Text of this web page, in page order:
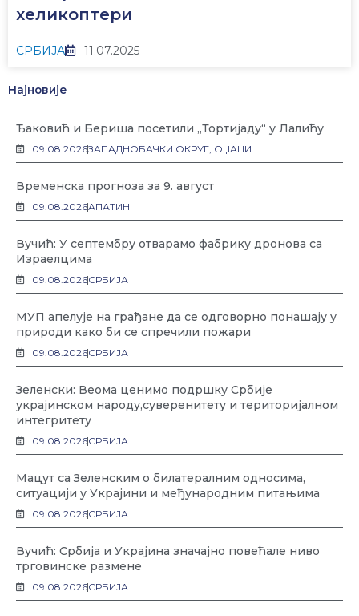
хеликоптери
СРБИЈА 11.07.2025
Најновије
Ђаковић и Бериша посетили „Тортијаду“ у Лалићу
09.08.2026ЗАПАДНОБАЧКИ ОКРУГ, ОЏАЦИ
Временска прогноза за 9. август
09.08.2026АПАТИН
Вучић: У септембру отварамо фабрику дронова са
Израелцима
09.08.2026СРБИЈА
МУП апелује на грађане да се одговорно понашају у
природи како би се спречили пожари
09.08.2026СРБИЈА
Зеленски: Веома ценимо подршку Србије
украјинском народу,суверенитету и територијалном
интегритету
09.08.2026СРБИЈА
Мацут са Зеленским о билатералним односима,
ситуацији у Украјини и међународним питањима
09.08.2026СРБИЈА
Вучић: Србија и Украјина значајно повећале ниво
трговинске размене
09.08.2026СРБИЈА